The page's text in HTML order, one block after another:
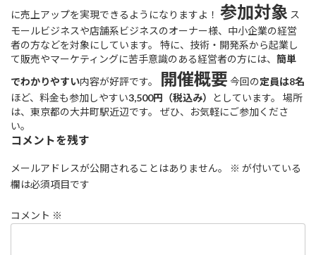
に売上アップを実現できるようになりますよ！ 参加対象 ス
モールビジネスや店舗系ビジネスのオーナー様、中小企業の経営
者の方などを対象にしています。 特に、技術・開発系から起業し
て販売やマーケティングに苦手意識のある経営者の方には、 簡単
でわかりやすい内容が好評です。 開催概要 今回の定員は8名
ほど、料金も参加しやすい3,500円（税込み）
としています。 場所
は、東京都の大井町駅近辺です。 ぜひ、お気軽にご参加くださ
い。
コメントを残す
メールアドレスが公開されることはありません。 ※ が付いている
欄は必須項目です
コメント ※